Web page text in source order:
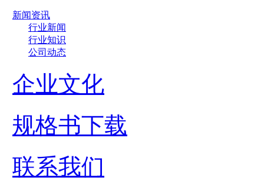
新闻资讯
行业新闻
行业知识
公司动态
企业文化
规格书下载
联系我们